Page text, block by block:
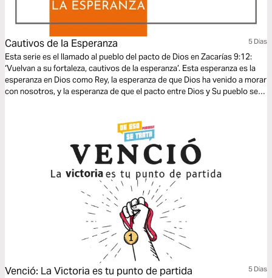
Cautivos de la Esperanza 5 Dias
Esta serie es el llamado al pueblo del pacto de Dios en Zacarías 9:12:
‘Vuelvan a su fortaleza, cautivos de la esperanza’. Esta esperanza es la
esperanza en Dios como Rey, la esperanza de que Dios ha venido a morar
con nosotros, y la esperanza de que el pacto entre Dios y Su pueblo será
Venció: La Victoria es tu punto de partida 5 Dias